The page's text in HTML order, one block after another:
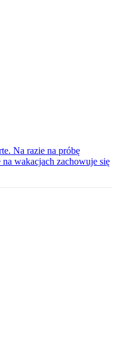
Na razie na próbę
wakacjach zachowuje się